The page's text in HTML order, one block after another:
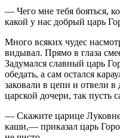
— Чего мне тебя бояться,
какой у нас добрый царь
Много всяких чудес
видывал. Прямо в глаза
Задумался славный царь
обедать, а сам остался
заковали в цепи и отвели
царской дочери, так пусть
— Скажите царице
каши,— приказал царь